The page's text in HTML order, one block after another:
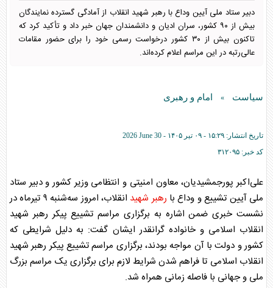
دبیر ستاد ملی آیین وداع با رهبر شهید انقلاب از آمادگی گسترده نمایندگان
بیش از ۹۰ کشور، سران ادیان و دانشمندان جهان خبر داد و تأکید کرد که
تاکنون بیش از ۳۰ کشور درخواست رسمی خود را برای حضور مقامات
عالی‌رتبه در این مراسم اعلام کرده‌اند.
سیاست » امام و رهبری
تاریخ انتشار: ۱۵:۲۹ - ۰۹ تير ۱۴۰۵ -
2026 June 30
کد خبر: ۳۱۲۰۹۵
علی‌اکبر پورجمشیدیان، معاون امنیتی و انتظامی وزیر کشور و دبیر ستاد
ملی آیین تشییع و وداع با رهبر شهید
انقلاب، امروز سه‌شنبه ۹ تیرماه در
نشست خبری ضمن اشاره به برگزاری مراسم تشییع پیکر رهبر شهید
انقلاب اسلامی و خانواده گرانقدر ایشان گفت: به دلیل شرایطی که
کشور و دولت با آن مواجه بودند، برگزاری مراسم تشییع پیکر رهبر شهید
انقلاب اسلامی تا فراهم شدن شرایط لازم برای برگزاری یک مراسم بزرگ
ملی و جهانی با فاصله زمانی همراه شد.